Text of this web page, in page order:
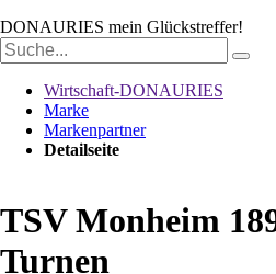
DONAURIES mein Glückstreffer!
Suchbegriffe
Wirtschaft-DONAURIES
Marke
Markenpartner
Detailseite
TSV Monheim
Turnen